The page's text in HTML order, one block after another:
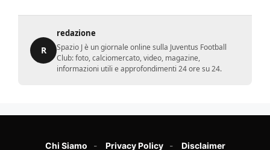
R
redazione
Spazio J è un giornale online sulla Juventus Football
Club: foto, calciomercato, video, magazine,
informazioni utili e approfondimenti 24 ore su 24.
Chi Siamo Privacy Policy Disclaimer